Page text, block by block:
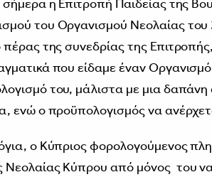
η Επιτροπή Παιδείας της
του Οργανισμού Νεολαίας
της συνεδρίας της Επιτροπής,
που είδαμε έναν
του, μάλιστα με μια
ενώ ο προϋπολογισμός να
ο Κύπριος φορολογούμενος
Νεολαίας Κύπρου από μόνος του